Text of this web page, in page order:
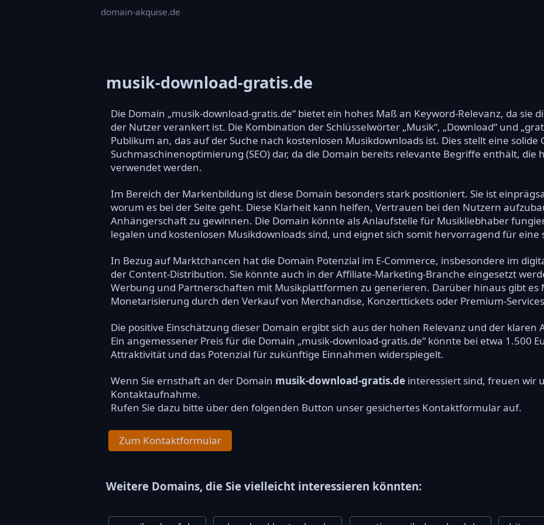
domain-akquise.de
musik-download-gratis.de
Die Domain „musik-download-gratis.de“ bietet ein hohes Maß an Keyword-Relevanz, da sie
der Nutzer verankert ist. Die Kombination der Schlüsselwörter „Musik“, „Download“ und
Publikum an, das auf der Suche nach kostenlosen Musikdownloads ist. Dies stellt eine solide
Suchmaschinenoptimierung (SEO) dar, da die Domain bereits relevante Begriffe enthält, die
verwendet werden.
Im Bereich der Markenbildung ist diese Domain besonders stark positioniert. Sie ist
worum es bei der Seite geht. Diese Klarheit kann helfen, Vertrauen bei den Nutzern
Anhängerschaft zu gewinnen. Die Domain könnte als Anlaufstelle für Musikliebhaber
legalen und kostenlosen Musikdownloads sind, und eignet sich somit hervorragend für
In Bezug auf Marktchancen hat die Domain Potenzial im E-Commerce, insbesondere im
der Content-Distribution. Sie könnte auch in der Affiliate-Marketing-Branche eingesetzt
Werbung und Partnerschaften mit Musikplattformen zu generieren. Darüber hinaus gibt es
Monetarisierung durch den Verkauf von Merchandise, Konzerttickets oder Premium-
Die positive Einschätzung dieser Domain ergibt sich aus der hohen Relevanz und der klaren
Ein angemessener Preis für die Domain „musik-download-gratis.de“ könnte bei etwa 1.500
Attraktivität und das Potenzial für zukünftige Einnahmen widerspiegelt.
Wenn Sie ernsthaft an der Domain musik-download-gratis.de interessiert sind, freuen wir
Kontaktaufnahme.
Rufen Sie dazu bitte über den folgenden Button unser gesichertes Kontaktformular auf.
Zum Kontaktformular
Weitere Domains, die Sie vielleicht interessieren könnten: